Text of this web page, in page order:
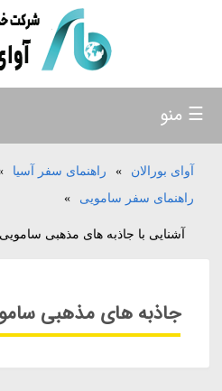
آوای بورالان » راهنمای سفر آسیا
راهنمای سفر سامویی
»
آشنایی با جاذبه های مذهبی سامویی
جاذبه های مذهبی
☰ منو